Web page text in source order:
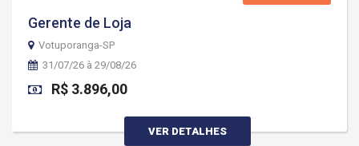
Gerente de Loja
Votuporanga-SP
31/07/26 à 29/08/26
R$ 3.896,00
VER DETALHES